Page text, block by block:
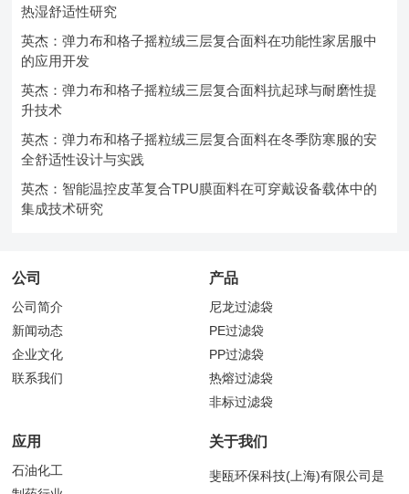
热湿舒适性研究
英杰：弹力布和格子摇粒绒三层复合面料在功能性家居服中
的应用开发
英杰：弹力布和格子摇粒绒三层复合面料抗起球与耐磨性提
升技术
英杰：弹力布和格子摇粒绒三层复合面料在冬季防寒服的安
全舒适性设计与实践
英杰：智能温控皮革复合TPU膜面料在可穿戴设备载体中的
集成技术研究
公司
公司简介
新闻动态
企业文化
联系我们
产品
尼龙过滤袋
PE过滤袋
PP过滤袋
热熔过滤袋
非标过滤袋
应用
石油化工
关于我们
斐瓯环保科技(上海)有限公司是